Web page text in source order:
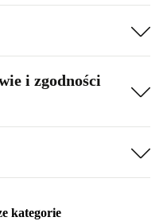
i zgodności
kategorie